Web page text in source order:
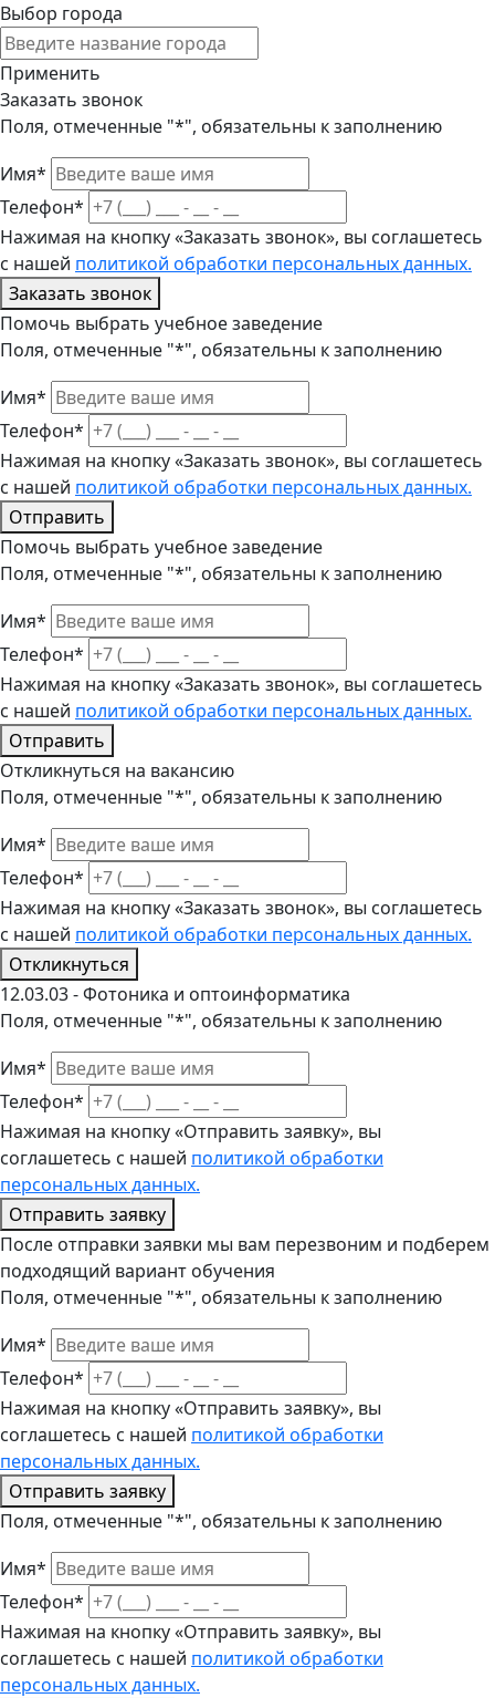
Выбор города
Применить
Заказать звонок
Поля, отмеченные "*", обязательны к заполнению
Имя*
Телефон*
Нажимая на кнопку «Заказать звонок», вы соглашетесь
с нашей политикой обработки персональных данных.
Заказать звонок
Помочь выбрать учебное заведение
Поля, отмеченные "*", обязательны к заполнению
Имя*
Телефон*
Нажимая на кнопку «Заказать звонок», вы соглашетесь
с нашей политикой обработки персональных данных.
Отправить
Помочь выбрать учебное заведение
Поля, отмеченные "*", обязательны к заполнению
Имя*
Телефон*
Нажимая на кнопку «Заказать звонок», вы соглашетесь
с нашей политикой обработки персональных данных.
Отправить
Откликнуться на вакансию
Поля, отмеченные "*", обязательны к заполнению
Имя*
Телефон*
Нажимая на кнопку «Заказать звонок», вы соглашетесь
с нашей политикой обработки персональных данных.
Откликнуться
12.03.03 - Фотоника и оптоинформатика
Поля, отмеченные "*", обязательны к заполнению
Имя*
Телефон*
Нажимая на кнопку «Отправить заявку», вы
соглашетесь с нашей политикой обработки
персональных данных.
Отправить заявку
После отправки заявки мы вам перезвоним и подберем
подходящий вариант обучения
Поля, отмеченные "*", обязательны к заполнению
Имя*
Телефон*
Нажимая на кнопку «Отправить заявку», вы
соглашетесь с нашей политикой обработки
персональных данных.
Отправить заявку
Поля, отмеченные "*", обязательны к заполнению
Имя*
Телефон*
Нажимая на кнопку «Отправить заявку», вы
соглашетесь с нашей политикой обработки
персональных данных.